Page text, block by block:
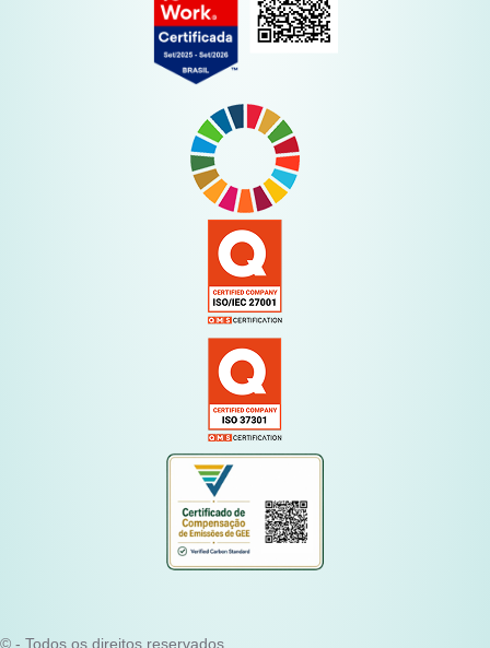
© - Todos os direitos reservados